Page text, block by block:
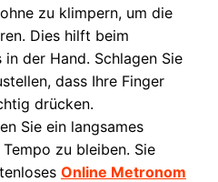
zu klimpern, um die
Dies hilft beim
der Hand. Schlagen Sie
dass Ihre Finger
drücken.
Sie ein langsames
zu bleiben. Sie
Online Metronom